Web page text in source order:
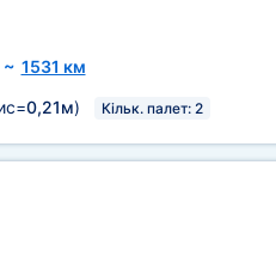
~ 1531 км
0,21м) Кільк. палет: 2